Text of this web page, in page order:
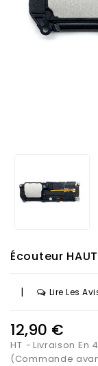
Écouteur
| Lire Les
12,90 €
HT
Livraison En
(Commande